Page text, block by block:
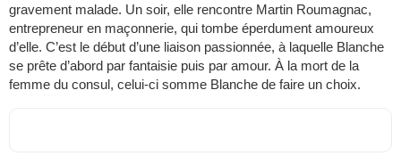
gravement malade. Un soir, elle rencontre Martin Roumagnac,
entrepreneur en maçonnerie, qui tombe éperdument amoureux
d’elle. C’est le début d’une liaison passionnée, à laquelle Blanche
se prête d’abord par fantaisie puis par amour. À la mort de la
femme du consul, celui-ci somme Blanche de faire un choix.